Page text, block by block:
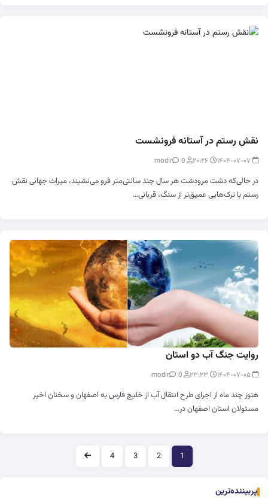
نقش رستم در آستانه فرونشست
0
در حالی‌که دشت مرودشت هر سال چند سانتی‌متر فرو می‌نشیند، میراث جهانی نقش
رستم با ترک‌هایی عمیق‌تر از سنگ، قربانی…
روایت جنگ آب دو استان
0
هنوز چند ماه از اجرای طرح انتقال آب از خلیج فارس به اصفهان و سخنان اخیر
مسئولان استان اصفهان در…
صفحه‌بندی
1
2
3
4
پربیننده‌ترین